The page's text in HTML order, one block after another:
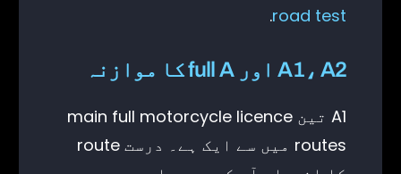
road test
.
A1، A2 اور full A کا موازنہ
A1 تین main full motorcycle licence
routes میں سے ایک ہے۔ درست route